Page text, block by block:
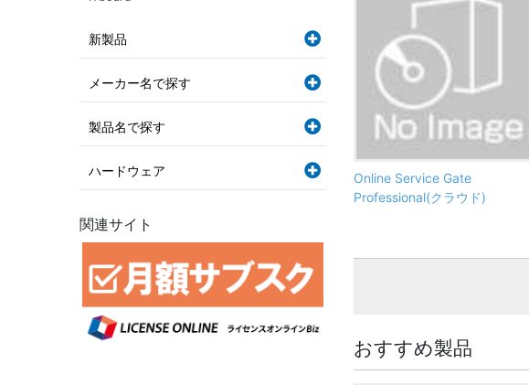
Online Service Gate
Professional(クラウド)
おすすめ製品
新製品
メーカー名で探す
製品名で探す
ハードウェア
関連サイト